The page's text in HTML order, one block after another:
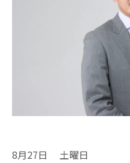
8月27日 土曜日